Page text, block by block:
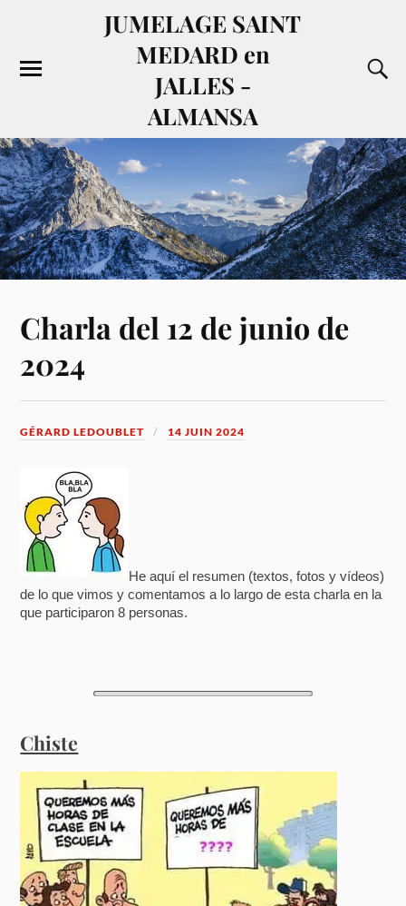
JUMELAGE SAINT
MEDARD en
JALLES -
ALMANSA
Charla del 12 de junio de
2024
GÉRARD LEDOUBLET 14 JUIN 2024
He aquí el resumen (textos, fotos y vídeos)
de lo que vimos y comentamos a lo largo de esta charla en la
que participaron 8 personas.
Chiste